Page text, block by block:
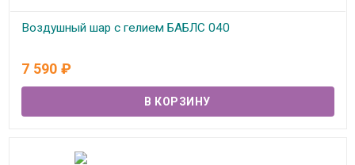
Воздушный шар с гелием БАБЛС 040
7 590 ₽